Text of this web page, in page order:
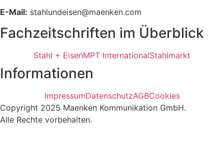
E-Mail: stahlundeisen@maenken.com
Fachzeitschriften im Überblick
Stahl + EisenMPT InternationalStahlmarkt
Informationen
ImpressumDatenschutzAGBCookies
Copyright 2025 Maenken Kommunikation GmbH.
Alle Rechte vorbehalten.